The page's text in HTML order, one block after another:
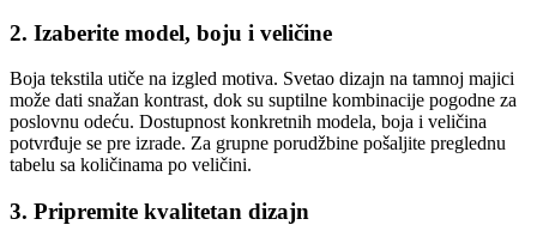
2. Izaberite model, boju i veličine
Boja tekstila utiče na izgled motiva. Svetao dizajn na tamnoj majici
može dati snažan kontrast, dok su suptilne kombinacije pogodne za
poslovnu odeću. Dostupnost konkretnih modela, boja i veličina
potvrđuje se pre izrade. Za grupne porudžbine pošaljite preglednu
tabelu sa količinama po veličini.
3. Pripremite kvalitetan dizajn